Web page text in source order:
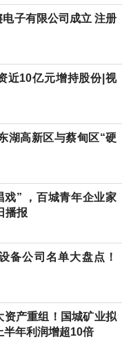
子有限公司成立 注册
近10亿元增持股份|视
湖高新区与蔡甸区“硬
戏” ，百城青年企业家
播报
备公司名单大盘点！
资产重组！国城矿业拟
半年利润增超10倍